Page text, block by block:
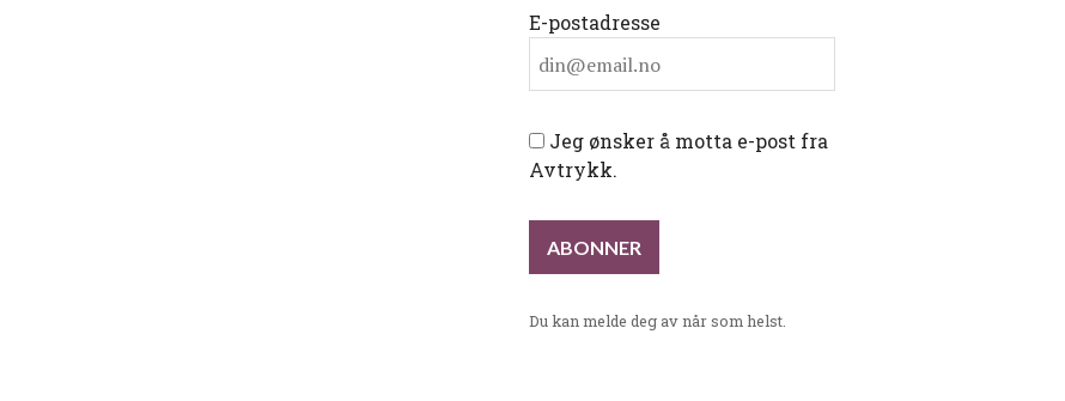
E-postadresse
Jeg ønsker å motta e-post fra
Avtrykk.
Du kan melde deg av når som helst.